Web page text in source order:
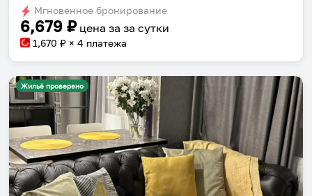
Мгновенное бронирование
6,679 ₽ цена за за сутки
1,670 ₽ × 4 платежа
Жильё проверено